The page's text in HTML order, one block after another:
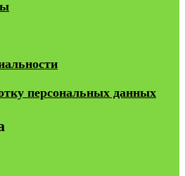
персональных данных